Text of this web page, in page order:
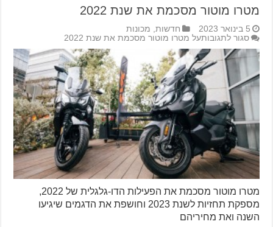
מטרו מוטור מסכמת את שנת 2022
5 בינואר 2023 חדשות מכונות
סגור לתגובותעל מטרו מוטור מסכמת את שנת 2022
מטרו מוטור מסכמת את הפעילות הדו-גלגלית של 2022,
מספקת תחזיות לשנת 2023 וחושפת את הדגמים שיגיעו
השנה ואת מחיריהם